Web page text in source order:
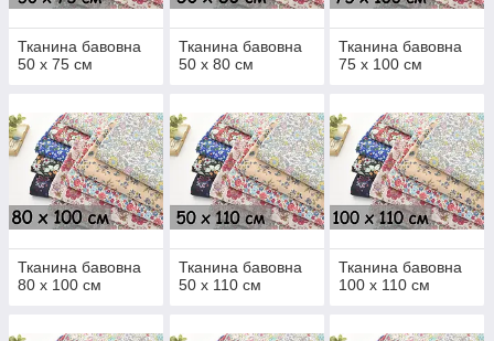
Тканина бавовна
50 х 75 см
Тканина бавовна
50 х 80 см
Тканина бавовна
75 х 100 см
Тканина бавовна
80 х 100 см
Тканина бавовна
50 х 110 см
Тканина бавовна
100 х 110 см